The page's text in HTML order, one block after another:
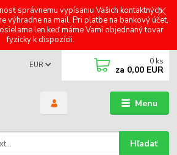
správnemu vypísaniu Vašich kontaktných
výhradne na mail. Pri platbe na bankový účet,
len keď máme Vami objednaný tovar
fyzicky k dispozícii.
Menu
EUR
Hľadať
0 ks
za 0,00 EUR